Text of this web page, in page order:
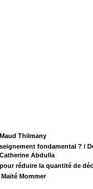
Thilmany
fondamental ? /
Abdulla
réduire la quantité de
Maïté Mommer